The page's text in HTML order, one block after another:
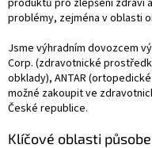
problémy, zejména v oblasti
Jsme výhradním dovozcem
Corp. (zdravotnické
obklady), ANTAR
možné zakoupit ve
České republice.
Klíčové oblasti